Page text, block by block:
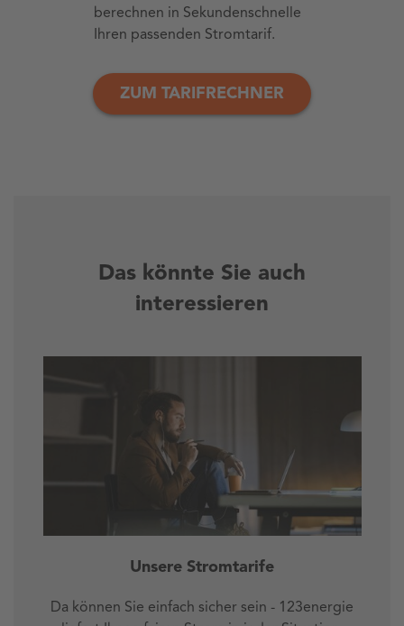
berechnen in Sekundenschnelle
Ihren passenden Stromtarif.
ZUM TARIFRECHNER
Das könnte Sie auch
interessieren
Unsere Stromtarife
Da können Sie einfach sicher sein - 123energie